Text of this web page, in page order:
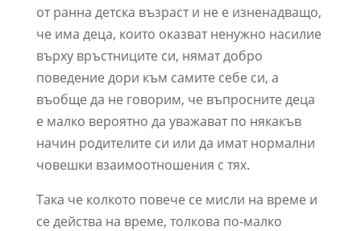
от ранна детска възраст и не е изненадващо,
че има деца, които оказват ненужно насилие
върху връстниците си, нямат добро
поведение дори към самите себе си, а
въобще да не говорим, че въпросните деца
е малко вероятно да уважават по някакъв
начин родителите си или да имат нормални
човешки взаимоотношения с тях.
Така че колкото повече се мисли на време и
се действа на време, толкова по-малко